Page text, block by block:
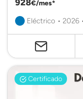
928€/mes*
Eléctrico • 2026
Certificado